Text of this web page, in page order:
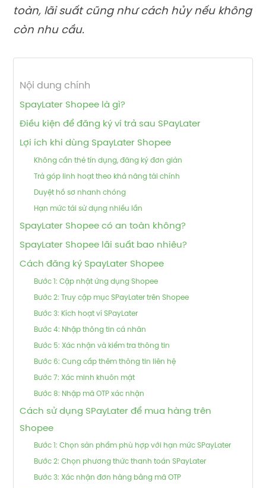
toàn, lãi suất cũng như cách hủy nếu không
còn nhu cầu.
Nội dung chính
SpayLater Shopee là gì?
Điều kiện để đăng ký ví trả sau SPayLater
Lợi ích khi dùng SpayLater Shopee
Không cần thẻ tín dụng, đăng ký đơn giản
Trả góp linh hoạt theo khả năng tài chính
Duyệt hồ sơ nhanh chóng
Hạn mức tái sử dụng nhiều lần
SpayLater Shopee có an toàn không?
SpayLater Shopee lãi suất bao nhiêu?
Cách đăng ký SpayLater Shopee
Bước 1: Cập nhật ứng dụng Shopee
Bước 2: Truy cập mục SPayLater trên Shopee
Bước 3: Kích hoạt ví SPayLater
Bước 4: Nhập thông tin cá nhân
Bước 5: Xác nhận và kiểm tra thông tin
Bước 6: Cung cấp thêm thông tin liên hệ
Bước 7: Xác minh khuôn mặt
Bước 8: Nhập mã OTP xác nhận
Cách sử dụng SPayLater để mua hàng trên
Shopee
Bước 1: Chọn sản phẩm phù hợp với hạn mức SPayLater
Bước 2: Chọn phương thức thanh toán SPayLater
Bước 3: Xác nhận đơn hàng bằng mã OTP